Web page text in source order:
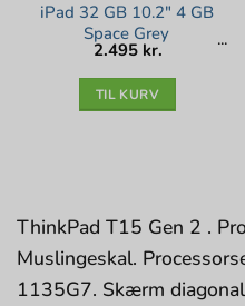
iPad 32 GB 10.2″ 4 GB
Space Grey
2.495 kr.
TIL KURV
ThinkPad T15 Gen 2 .
Muslingeskal.
1135G7. Skærm